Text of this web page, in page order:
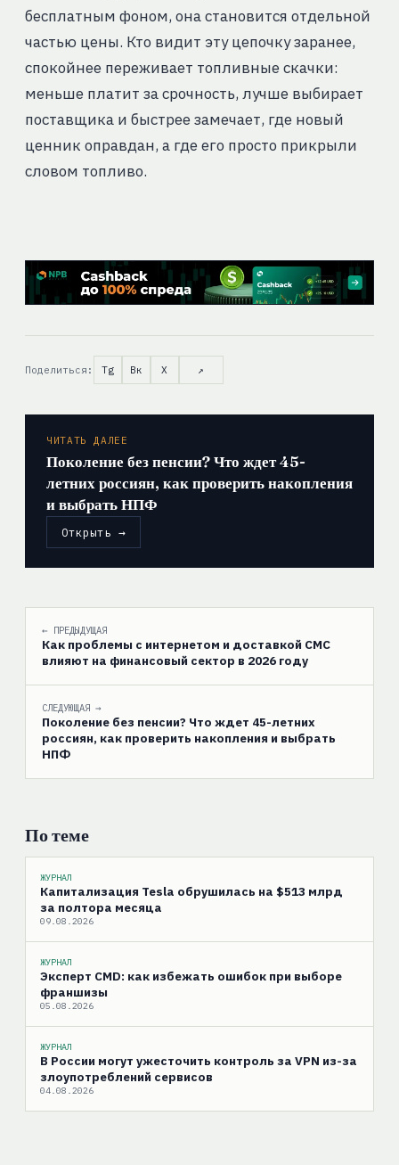
бесплатным фоном, она становится отдельной
частью цены. Кто видит эту цепочку заранее,
спокойнее переживает топливные скачки:
меньше платит за срочность, лучше выбирает
поставщика и быстрее замечает, где новый
ценник оправдан, а где его просто прикрыли
словом топливо.
Поделиться: Tg Вк X ↗
ЧИТАТЬ ДАЛЕЕ
Поколение без пенсии? Что ждет 45-
летних россиян, как проверить накопления
и выбрать НПФ
Открыть →
← ПРЕДЫДУЩАЯ
Как проблемы с интернетом и доставкой СМС
влияют на финансовый сектор в 2026 году
СЛЕДУЮЩАЯ →
Поколение без пенсии? Что ждет 45-летних
россиян, как проверить накопления и выбрать
НПФ
По теме
ЖУРНАЛ
Капитализация Tesla обрушилась на $513 млрд
за полтора месяца
09.08.2026
ЖУРНАЛ
Эксперт CMD: как избежать ошибок при выборе
франшизы
05.08.2026
ЖУРНАЛ
В России могут ужесточить контроль за VPN из-за
злоупотреблений сервисов
04.08.2026